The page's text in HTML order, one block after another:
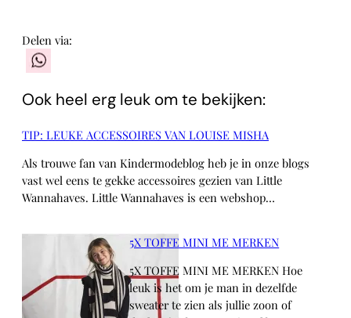
Delen via:
Ook heel erg leuk om te bekijken:
TIP: LEUKE ACCESSOIRES VAN LOUISE MISHA
Als trouwe fan van Kindermodeblog heb je in onze blogs
vast wel eens te gekke accessoires gezien van Little
Wannahaves. Little Wannahaves is een webshop…
5X TOFFE MINI ME MERKEN
5X TOFFE MINI ME MERKEN Hoe
leuk is het om je man in dezelfde
sweater te zien als jullie zoon of